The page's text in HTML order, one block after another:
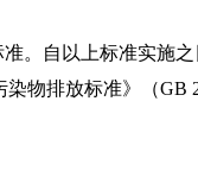
。自以上标准实施
物排放标准》（GB